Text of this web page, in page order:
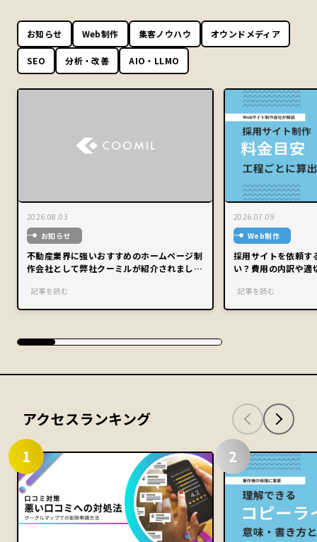
お知らせ Web制作 集客ノウハウ オウンドメディア
SEO 分析・改善 AIO・LLMO
2026.08.03
お知らせ
不動産業界に強いおすすめのホームページ制
作会社として弊社クーミルが紹介されまし
記事を読む
2026.07.09
Web制作
採用サイトを依頼す
い？費用の内訳や適
記事を読む
アクセスランキング
1 2